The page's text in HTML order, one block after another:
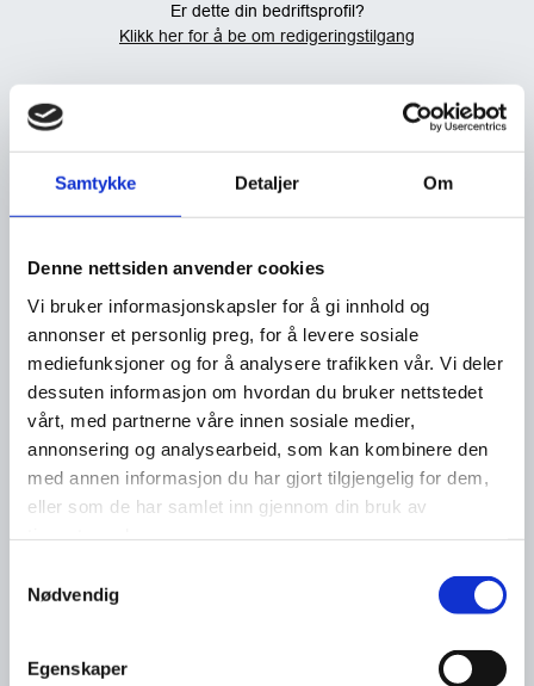
Samtykke Detaljer Om
Denne nettsiden anvender cookies
Vi bruker informasjonskapsler for å gi innhold og
annonser et personlig preg, for å levere sosiale
mediefunksjoner og for å analysere trafikken vår. Vi deler
dessuten informasjon om hvordan du bruker nettstedet
vårt, med partnerne våre innen sosiale medier,
annonsering og analysearbeid, som kan kombinere den
med annen informasjon du har gjort tilgjengelig for dem,
eller som de har samlet inn gjennom din bruk av
Nødvendig
Egenskaper
Er dette din bedriftsprofil?
Klikk her for å be om redigeringstilgang